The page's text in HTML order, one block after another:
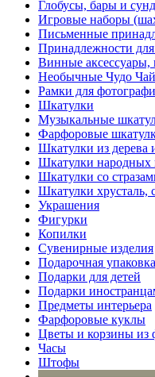
Глобусы, бары и
Игровые наборы
Письменные
Принадлежности
Винные аксессуары,
Необычные Чудо
Рамки для
Шкатулки
Музыкальные
Фарфоровые
Шкатулки из дерева
Шкатулки народных
Шкатулки со
Шкатулки хрусталь,
Украшения
Фигурки
Копилки
Сувенирные изделия
Подарочная упаковка
Подарки для детей
Подарки
Предметы интерьера
Фарфоровые куклы
Цветы и корзины из
Часы
Штофы